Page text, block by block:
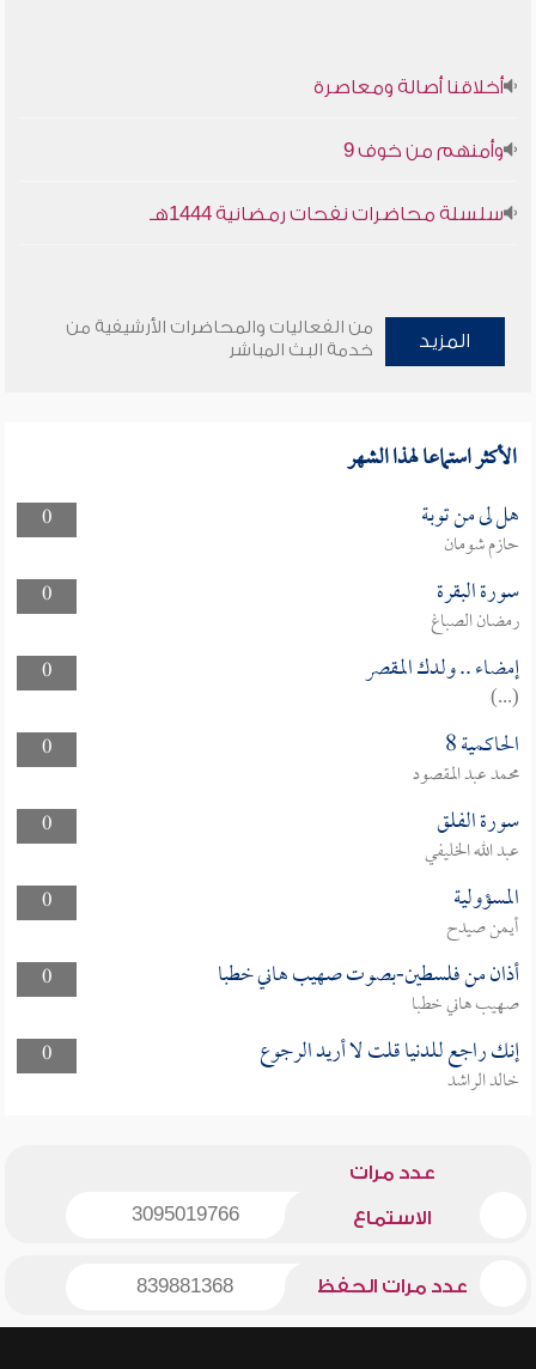
أخلاقنا أصالة ومعاصرة
وأمنهم من خوف 9
سلسلة محاضرات نفحات رمضانية 1444هـ
المزيد
من الفعاليات والمحاضرات الأرشيفية من
خدمة البث المباشر
الأكثر استماعا لهذا الشهر
0 هل لى من توبة
حازم شومان
0
سورة البقرة
رمضان الصباغ
0
إمضاء .. ولدك المقصر
(...)
0
الحاكمية 8
محمد عبد المقصود
0
سورة الفلق
عبد الله الخليفي
0
المسؤولية
أيمن صيدح
0
أذان من فلسطين-بصوت صهيب هاني خطبا
صهيب هاني خطبا
0
إنك راجع للدنيا قلت لا أريد الرجوع
خالد الراشد
عدد مرات
الاستماع 3095019766
عدد مرات الحفظ 839881368